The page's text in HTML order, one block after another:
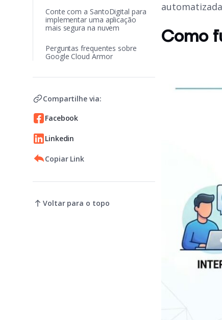
Conte com a SantoDigital para
implementar uma aplicação
mais segura na nuvem
Perguntas frequentes sobre
Google Cloud Armor
Compartilhe via:
Facebook
Linkedin
Copiar Link
Voltar para o topo
Como